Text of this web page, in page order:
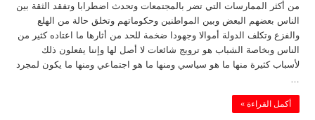
من أكثر الممارسات التي تضر بالمجتمعات وتحدث اضطرابا وتفقد الثقة بين
الناس بعضهم البعض وبين المواطنين وحكوماتهم وتخلق حالة من الهلع
والفزع وتكلف الدولة أموالا وجهودا ضخمة للحد من أثارها ما اعتاده كثير من
الناس وبخاصة الشباب هو ترويج شائعات لا أصل لها وإننا يفعلون ذلك
لأسباب كثيرة منها ما هو سياسي ومنها ما هو اجتماعي ومنها ما يكون لمجرد
…
أكمل القراءة »